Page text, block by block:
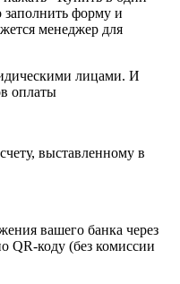
форму и
менеджер для
лицами. И
оплаты
выставленному в
вашего банка через
QR-коду (без комиссии